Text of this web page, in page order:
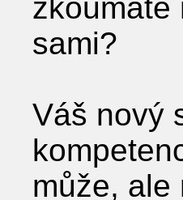
zkoumáte
sami?
Váš nový
může, ale